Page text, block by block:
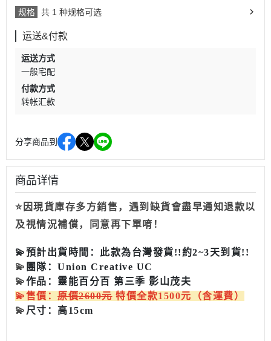
规格 共 1 种规格可选
运送&付款
运送方式
一般宅配
付款方式
转帐汇款
分享商品到
商品详情
⭐因現貨庫存多方銷售，遇到缺貨會盡早通知退款以
及視情況補償，同意再下單唷！
💫預計出貨時間：
此款為台灣發貨!!約2~3天到貨!!
💫 團隊：Union Creative UC
💫作品： 靈能百分百 第三季 影山茂夫
💫售價： 原價2600元特價全款1500元 （含運費）
💫 尺寸： 高15cm